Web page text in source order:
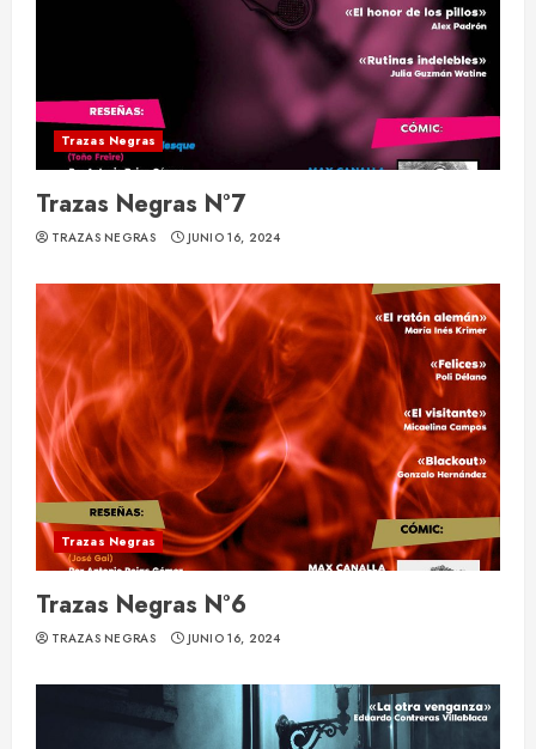
Trazas Negras
Trazas Negras N°7
TRAZAS NEGRAS JUNIO 16, 2024
Trazas Negras
Trazas Negras N°6
TRAZAS NEGRAS JUNIO 16, 2024